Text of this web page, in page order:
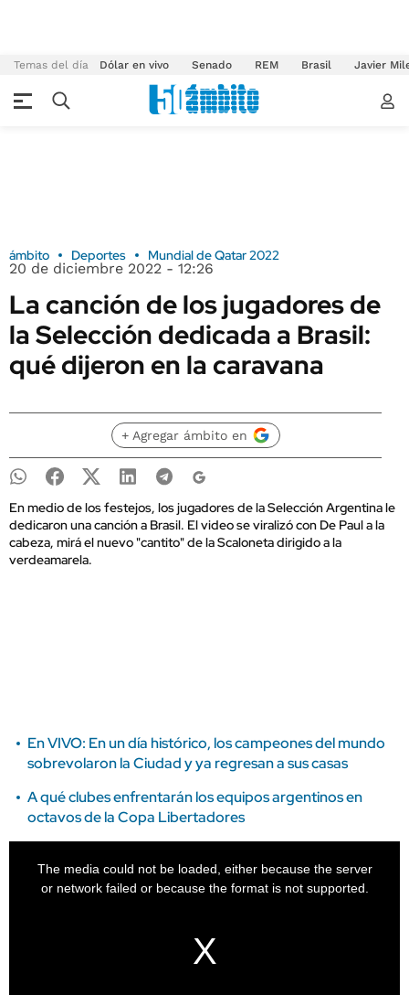
Temas del día Dólar en vivo Senado REM Brasil Javier
ámbito Deportes Mundial de Qatar 2022
20 de diciembre 2022 - 12:26
La canción de los jugadores de
la Selección dedicada a Brasil:
qué dijeron en la caravana
+ Agregar ámbito en
En medio de los festejos, los jugadores de la Selección Argentina le
dedicaron una canción a Brasil. El video se viralizó con De Paul a la
cabeza, mirá el nuevo "cantito" de la Scaloneta dirigido a la
verdeamarela.
En VIVO: En un día histórico, los campeones del mundo
sobrevolaron la Ciudad y ya regresan a sus casas
A qué clubes enfrentarán los equipos argentinos en
octavos de la Copa Libertadores
The media could not be loaded, either because the server
or network failed or because the format is not supported.